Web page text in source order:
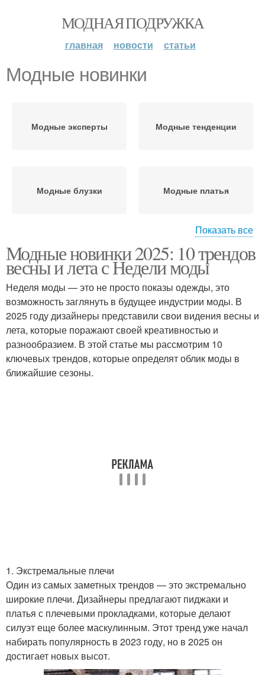
МОДНАЯ ПОДРУЖКА
главная новости статьи
Модные новинки
Модные эксперты Модные тенденции
Модные блузки Модные платья
Модные юбки Модная одежда
Модные тренды Модные стили
Показать все
Модные новинки 2025: 10 трендов
весны и лета с Недели моды
Неделя моды — это не просто показы одежды, это
возможность заглянуть в будущее индустрии моды. В
2025 году дизайнеры представили свои видения весны и
лета, которые поражают своей креативностью и
разнообразием. В этой статье мы рассмотрим 10
ключевых трендов, которые определят облик моды в
ближайшие сезоны.
1. Экстремальные плечи
Один из самых заметных трендов — это экстремально
широкие плечи. Дизайнеры предлагают пиджаки и
платья с плечевыми прокладками, которые делают
силуэт еще более маскулинным. Этот тренд уже начал
набирать популярность в 2023 году, но в 2025 он
достигает новых высот.